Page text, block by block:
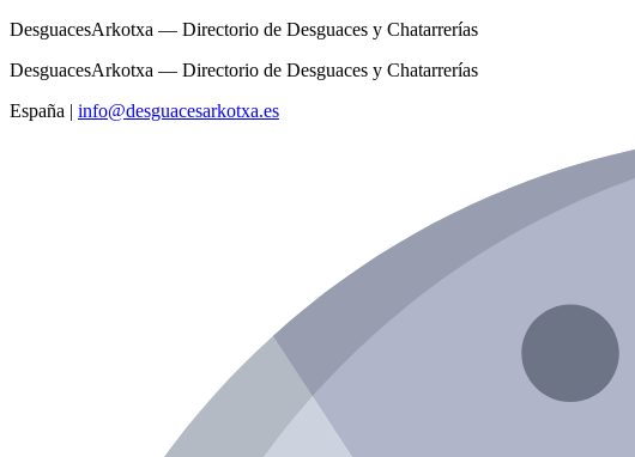
DesguacesArkotxa — Directorio de Desguaces y Chatarrerías
DesguacesArkotxa — Directorio de Desguaces y Chatarrerías
España | info@desguacesarkotxa.es